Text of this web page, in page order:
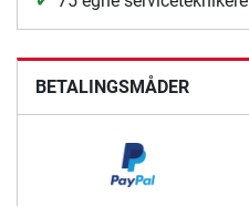
BETALINGSMÅDER